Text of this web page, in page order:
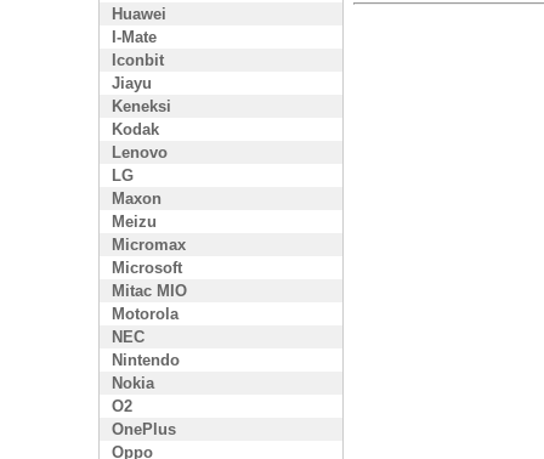
Huawei
I-Mate
Iconbit
Jiayu
Keneksi
Kodak
Lenovo
LG
Maxon
Meizu
Micromax
Microsoft
Mitac MIO
Motorola
NEC
Nintendo
Nokia
O2
OnePlus
Oppo